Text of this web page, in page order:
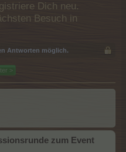
Dich neu.
Besuch in
Antworten möglich.
>
zum Event